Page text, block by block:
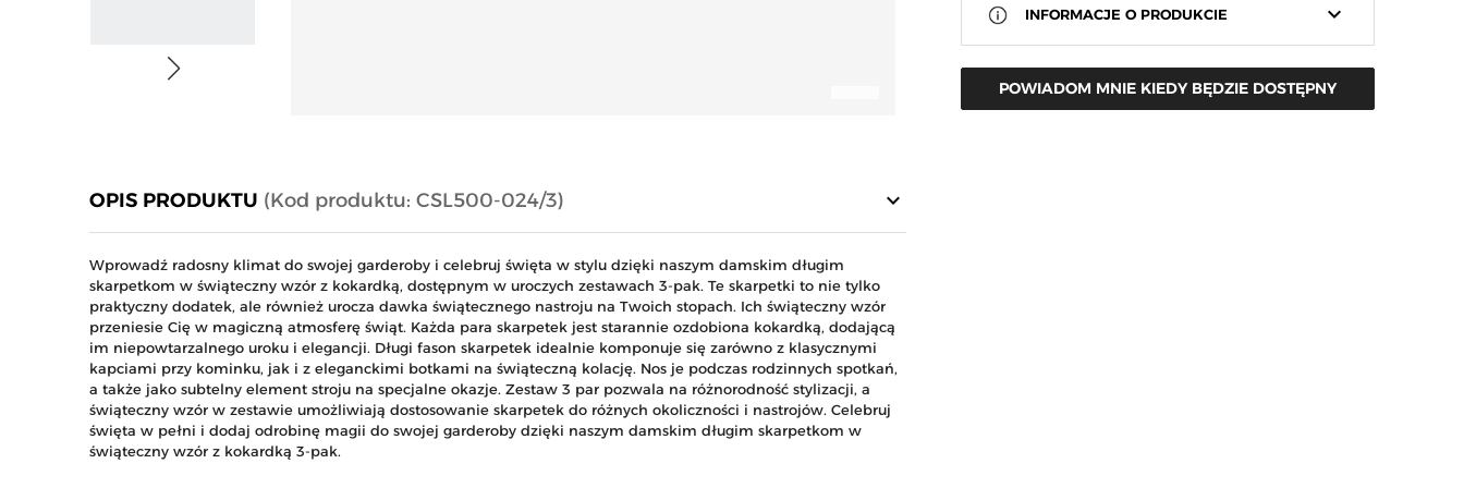
keyboard_arrow_down
INFORMACJE O PRODUKCIE
POWIADOM MNIE KIEDY BĘDZIE DOSTĘPNY
keyboard_arrow_down
OPIS PRODUKTU (Kod produktu: CSL500-024/3)
Wprowadź radosny klimat do swojej garderoby i celebruj święta w stylu dzięki naszym damskim długim
skarpetkom w świąteczny wzór z kokardką, dostępnym w uroczych zestawach 3-pak. Te skarpetki to nie tylko
praktyczny dodatek, ale również urocza dawka świątecznego nastroju na Twoich stopach. Ich świąteczny wzór
przeniesie Cię w magiczną atmosferę świąt. Każda para skarpetek jest starannie ozdobiona kokardką, dodającą
im niepowtarzalnego uroku i elegancji. Długi fason skarpetek idealnie komponuje się zarówno z klasycznymi
kapciami przy kominku, jak i z eleganckimi botkami na świąteczną kolację. Nos je podczas rodzinnych spotkań,
a także jako subtelny element stroju na specjalne okazje. Zestaw 3 par pozwala na różnorodność stylizacji, a
świąteczny wzór w zestawie umożliwiają dostosowanie skarpetek do różnych okoliczności i nastrojów. Celebruj
święta w pełni i dodaj odrobinę magii do swojej garderoby dzięki naszym damskim długim skarpetkom w
świąteczny wzór z kokardką 3-pak.